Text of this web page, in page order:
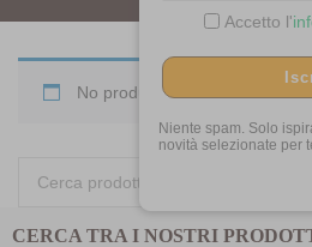
Accetto l'
Niente spam. Solo
novità selezionate per
No products were found
CERCA TRA I NOSTRI